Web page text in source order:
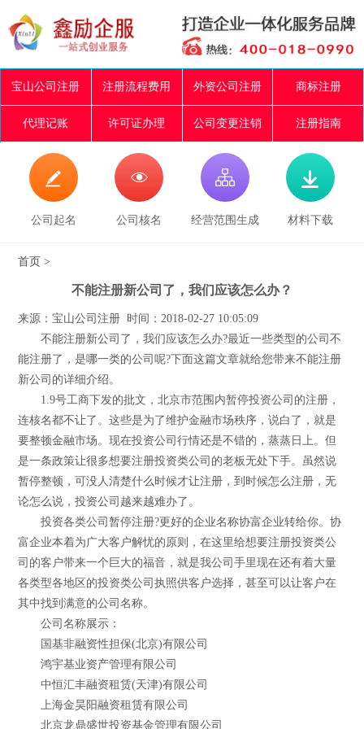
宝山公司注册 注册流程费用 外资公司注册 商标注册
代理记账 许可证办理 公司变更注销 注册指南

公司起名

公司核名

经营范围生成

材料下载
首页 >
不能注册新公司了，我们应该怎么办？
来源：宝山公司注册 时间：2018-02-27 10:05:09
不能注册新公司了，我们应该怎么办?最近一些类型的公司不
能注册了，是哪一类的公司呢?下面这篇文章就给您带来不能注册
新公司的详细介绍。
1.9号工商下发的批文，北京市范围内暂停投资公司的注册，
连核名都不让了。这些是为了维护金融市场秩序，说白了，就是
要整顿金融市场。现在投资公司行情还是不错的，蒸蒸日上。但
是一条政策让很多想要注册投资类公司的老板无处下手。虽然说
暂停整顿，可没人清楚什么时候才让注册，到时候怎么注册，无
论怎么说，投资公司越来越难办了。
投资各类公司暂停注册?更好的企业名称协富企业转给你。协
富企业本着为广大客户解忧的原则，在这里给想要注册投资类公
司的客户带来一个巨大的福音，就是我公司手里现在还有着大量
各类型各地区的投资类公司执照供客户选择，甚至可以让客户在
其中找到满意的公司名称。
公司名称展示：
国基非融资性担保(北京)有限公司
鸿宇基业资产管理有限公司
中恒汇丰融资租赁(天津)有限公司
上海金昊阳融资租赁有限公司
北京龙鼎盛世投资基金管理有限公司